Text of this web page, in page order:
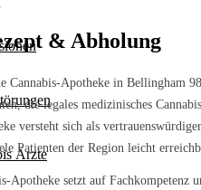
Ärzte
& Abholung
Cannabis-Apotheke in Bellingham
die legales medizinisches
versteht sich als
Patienten der Region leicht
Apotheke setzt auf